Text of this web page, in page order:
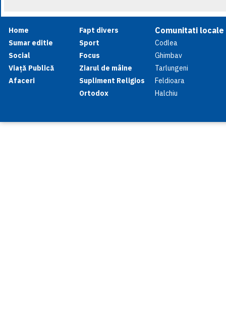
Home
Sumar editie
Social
Viață Publică
Afaceri
Fapt divers
Sport
Focus
Ziarul de mâine
Supliment Religios
Ortodox
Comunitati locale
Codlea
Ghimbav
Tarlungeni
Feldioara
Halchiu